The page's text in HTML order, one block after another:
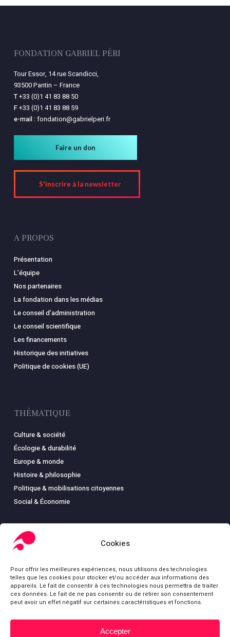
Cookies
Pour offrir les meilleures expériences, nous utilisons des technologies
telles que les cookies pour stocker et/ou accéder aux informations des
appareils. Le fait de consentir à ces technologies nous permettra de traiter
ces données. Le fait de ne pas consentir ou de retirer son consentement
peut avoir un effet négatif sur certaines caractéristiques et fonctions.
Accepter
FONDATION GABRIEL PÉRI
Tour Essor, 14 rue Scandicci,
93500 Pantin – France
T+33 (0)1 41 83 88 50
F+33 (0)1 41 83 88 59
e-mail : fondation@gabrielperi.fr
Faire un don
S'inscrire à la newsletter
A PROPOS
Présentation
L’équipe
Nos partenaires
La fondation dans les médias
Le conseil d’administration
Le conseil scientifique
Les financements
Historique des initiatives
Politique de cookies (UE)
THÉMATIQUE
Culture & société
Écologie & durabilité
Europe & monde
Histoire & philosophie
Politique & mobilisations citoyennes
Social & Économie
LIBRAIRIE
Boutique
Carte
Mon compte